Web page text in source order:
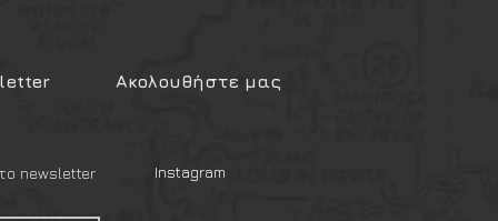
Ακολουθήστε μας
newsletter Instagram